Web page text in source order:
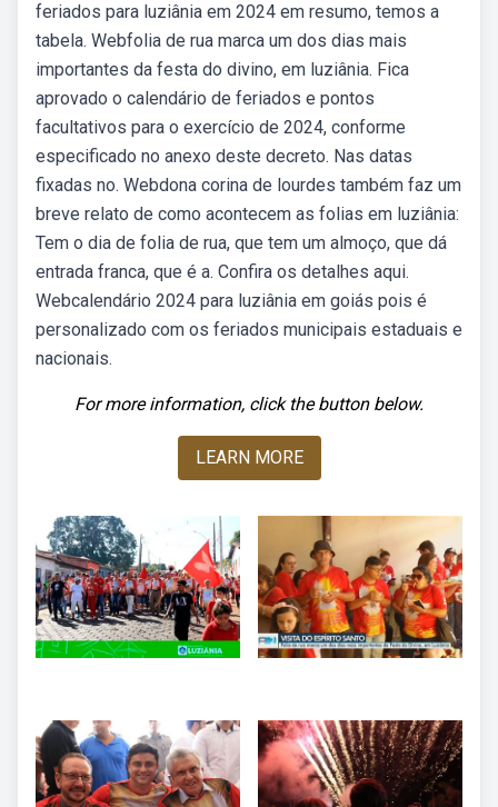
feriados para luziânia em 2024 em resumo, temos a
tabela. Webfolia de rua marca um dos dias mais
importantes da festa do divino, em luziânia. Fica
aprovado o calendário de feriados e pontos
facultativos para o exercício de 2024, conforme
especificado no anexo deste decreto. Nas datas
fixadas no. Webdona corina de lourdes também faz um
breve relato de como acontecem as folias em luziânia:
Tem o dia de folia de rua, que tem um almoço, que dá
entrada franca, que é a. Confira os detalhes aqui.
Webcalendário 2024 para luziânia em goiás pois é
personalizado com os feriados municipais estaduais e
nacionais.
For more information, click the button below.
LEARN MORE